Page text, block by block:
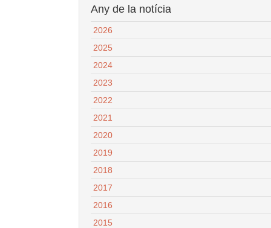
Any de la notícia
2026
2025
2024
2023
2022
2021
2020
2019
2018
2017
2016
2015